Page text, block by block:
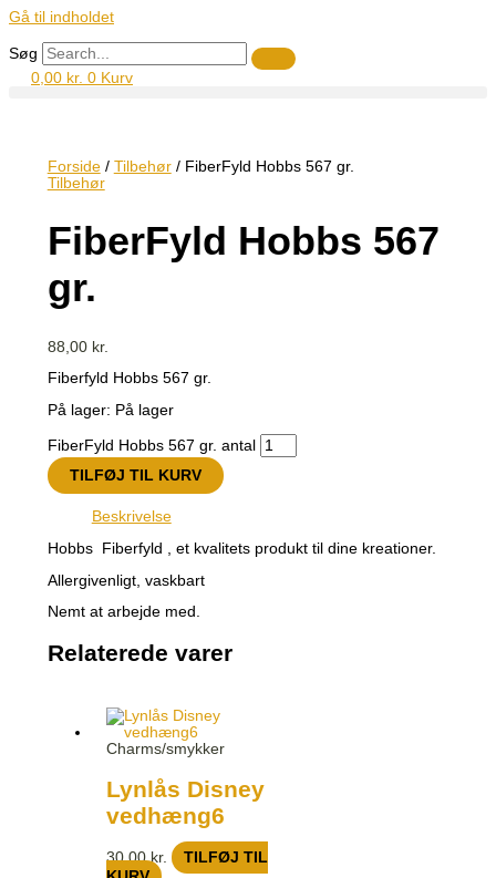
Gå til indholdet
Søg
0,00 kr. 0 Kurv
Forside/ Tilbehør/ FiberFyld Hobbs 567 gr.
Tilbehør
FiberFyld Hobbs 567
gr.
88,00 kr.
Fiberfyld Hobbs 567 gr.
På lager: På lager
FiberFyld Hobbs 567 gr. antal
TILFØJ TIL KURV
Beskrivelse
Hobbs Fiberfyld , et kvalitets produkt til dine kreationer.
Allergivenligt, vaskbart
Nemt at arbejde med.
Relaterede varer
Charms/smykker
Lynlås Disney
vedhæng6
30,00kr.
TILFØJ TIL